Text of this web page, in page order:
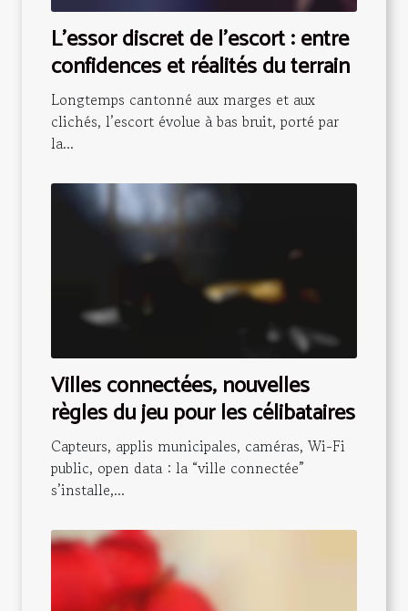
L’essor discret de l’escort : entre
confidences et réalités du terrain
Longtemps cantonné aux marges et aux
clichés, l’escort évolue à bas bruit, porté par
la...
Villes connectées, nouvelles
règles du jeu pour les célibataires
Capteurs, applis municipales, caméras, Wi-Fi
public, open data : la “ville connectée”
s’installe,...